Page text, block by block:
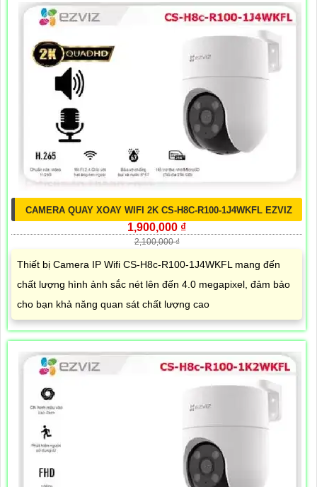
CAMERA QUAY XOAY WIFI 2K CS-H8C-R100-1J4WKFL EZVIZ
1,900,000 ₫
2,100,000 ₫
Thiết bị Camera IP Wifi CS-H8c-R100-1J4WKFL mang đến
chất lượng hình ảnh sắc nét lên đến 4.0 megapixel, đảm bảo
cho bạn khả năng quan sát chất lượng cao